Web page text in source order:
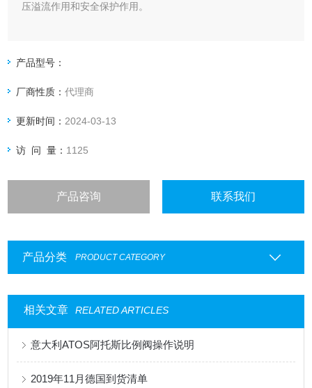
压溢流作用和安全保护作用。
产品型号：
厂商性质：代理商
更新时间： 2024-03-13
访 问 量： 1125
产品咨询 联系我们
产品分类 PRODUCT CATEGORY
相关文章 RELATED ARTICLES
意大利ATOS阿托斯比例阀操作说明
2019年11月德国到货清单